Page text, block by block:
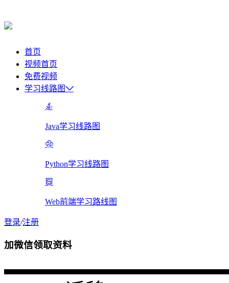
首页
视频首页
免费视频
学习线路图
Java学习线路图
Python学习线路图
Web前端学习路线图
登录/注册
加微信领取资料